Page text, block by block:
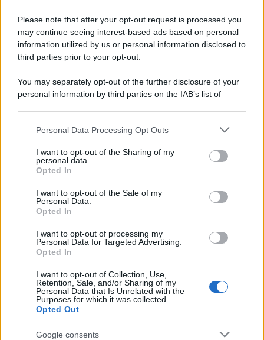
Please note that after your opt-out request is processed you
may continue seeing interest-based ads based on personal
information utilized by us or personal information disclosed to
third parties prior to your opt-out.
You may separately opt-out of the further disclosure of your
personal information by third parties on the IAB’s list of
This information may also be disclosed by us to third parties
disclose it to other third parties.
Please note that this website/app uses one or more Google
services and may gather and store information including but
not limited to your visit or usage behaviour. You may click to
grant or deny consent to Google and its third-party tags to
consent section.
Personal Data Processing Opt Outs
I want to opt-out of the Sharing of my
personal data.
Opted In
I want to opt-out of the Sale of my
Personal Data.
Opted In
I want to opt-out of processing my
Personal Data for Targeted Advertising.
Opted In
I want to opt-out of Collection, Use,
Retention, Sale, and/or Sharing of my
Personal Data that Is Unrelated with the
Purposes for which it was collected.
Opted Out
Google consents
L'Ucraina ha finito lo scudo
Se all'Europa rimanessero tre neuroni correrebbe a far pace
con la Russia
Il rubinetto di Rabat
Da Kiev a Roma, istruzioni per fabbricare un nemico interno